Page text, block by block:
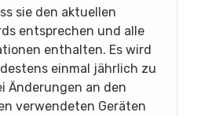
sie den aktuellen
entsprechen und alle
enthalten. Es wird
einmal jährlich zu
Änderungen an den
verwendeten Geräten